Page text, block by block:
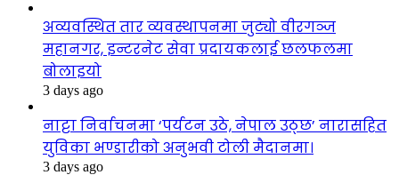
अव्यवस्थित तार व्यवस्थापनमा जुट्यो वीरगञ्ज
महानगर, इन्टरनेट सेवा प्रदायकलाई छलफलमा
बोलाइयो
3 days ago
नाट्टा निर्वाचनमा ‘पर्यटन उठे, नेपाल उठ्छ’ नारासहित
युविका भण्डारीको अनुभवी टोली मैदानमा।
3 days ago